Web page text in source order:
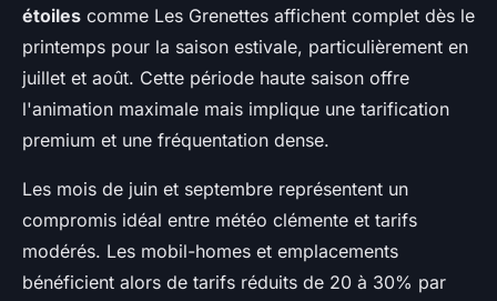
étoiles comme Les Grenettes affichent complet dès le
printemps pour la saison estivale, particulièrement en
juillet et août. Cette période haute saison offre
l'animation maximale mais implique une tarification
premium et une fréquentation dense.
Les mois de juin et septembre représentent un
compromis idéal entre météo clémente et tarifs
modérés. Les mobil-homes et emplacements
bénéficient alors de tarifs réduits de 20 à 30% par